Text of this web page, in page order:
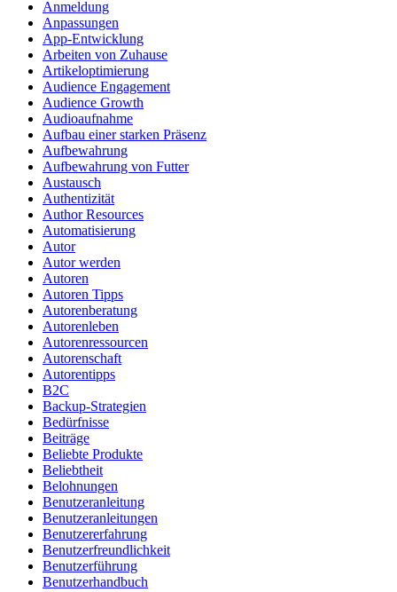
Anmeldung
Anpassungen
App-Entwicklung
Arbeiten von Zuhause
Artikeloptimierung
Audience Engagement
Audience Growth
Audioaufnahme
Aufbau einer starken Präsenz
Aufbewahrung
Aufbewahrung von Futter
Austausch
Authentizität
Author Resources
Automatisierung
Autor
Autor werden
Autoren
Autoren Tipps
Autorenberatung
Autorenleben
Autorenressourcen
Autorenschaft
Autorentipps
B2C
Backup-Strategien
Bedürfnisse
Beiträge
Beliebte Produkte
Beliebtheit
Belohnungen
Benutzeranleitung
Benutzeranleitungen
Benutzererfahrung
Benutzerfreundlichkeit
Benutzerführung
Benutzerhandbuch